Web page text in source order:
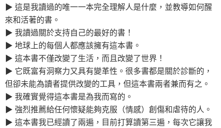
▶ 這是我讀過的唯一一本完全理解人是什麼，並教導如何醒
來和活著的書。
▶ 我讀過關於支持自己的最好的書！
▶ 地球上的每個人都應該擁有這本書。
▶ 這本書不僅改變了生活，而且改變了世界！
▶ 它既富有洞察力又具有變革性。很多書都是關於診斷的，
但卻未能為讀者提供改變的工具，但這本書兩者兼而有之。
▶ 我確實覺得這本書是為我而寫的。
▶ 強烈推薦給任何懷疑能夠克服（情感）創傷和虐待的人。
▶ 這本書我已經讀了兩遍，目前打算讀第三遍，每次它讓我